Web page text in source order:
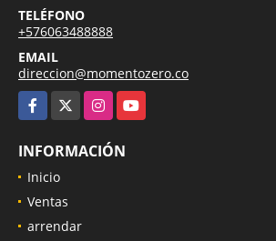
TELÉFONO
+576063488888
EMAIL
direccion@momentozero.co
Facebook
InstagramYouTube
INFORMACIÓN
Inicio
Ventas
arrendar